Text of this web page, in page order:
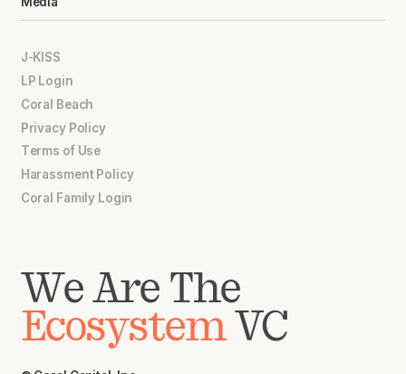
J-KISS
LP Login
Coral Beach
Privacy Policy
Terms of Use
Harassment Policy
Coral Family Login
We Are The
EcosystemVC